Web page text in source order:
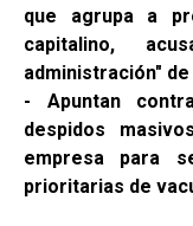
que agrupa a
capitalino,
administración"
- Apuntan
despidos
empresa para
prioritarias de